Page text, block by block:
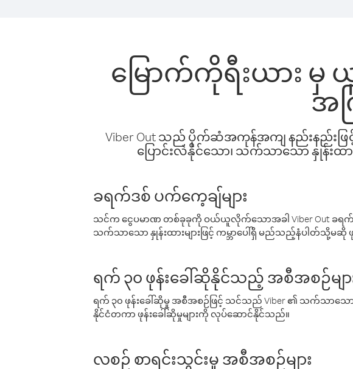
မြောက်ကိုရီးယား မှ
အက
Viber Out သည် ပိုက်ဆံအကုန်အကျ နည်းနည်းဖြ
ပြောင်းလဲနိုင်သော၊ သက်သာသော နှုန်းထ
ခရက်ဒစ် ပက်ကေ့ချ်များ
သင်က ငွေပမာဏ တစ်ခုခုကို ဝယ်ယူလိုက်သောအခါ Viber Out ခ
သက်သာသော နှုန်းထားများဖြင့် ကမ္ဘာပေါ်ရှိ မည်သည့်နံပါတ်သို့မဆို
ရက် ၃၀ ဖုန်းခေါ်ဆိုနိုင်သည့် အစီအစဉ်မျာ
ရက် ၃၀ ဖုန်းခေါ်ဆိုမှု အစီအစဉ်ဖြင့် သင်သည် Viber ၏ သက်သာသေ
နိုင်ငံတကာ ဖုန်းခေါ်ဆိုမှုများကို လုပ်ဆောင်နိုင်သည်။
လစဉ် စာရင်းသွင်းမှု အစီအစဉ်များ